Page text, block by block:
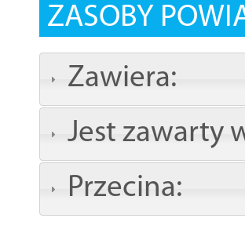
ZASOBY
Zawiera:
Jest zawarty
Przecina: